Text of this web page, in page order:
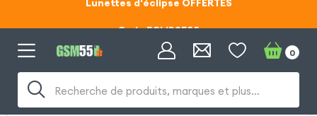
Lunettes d'éclipse OFFERTES
Code ECLIPSE55
Recherche de produits, marques et plus…
0
Vous n'avez pas trouvé ce que vous